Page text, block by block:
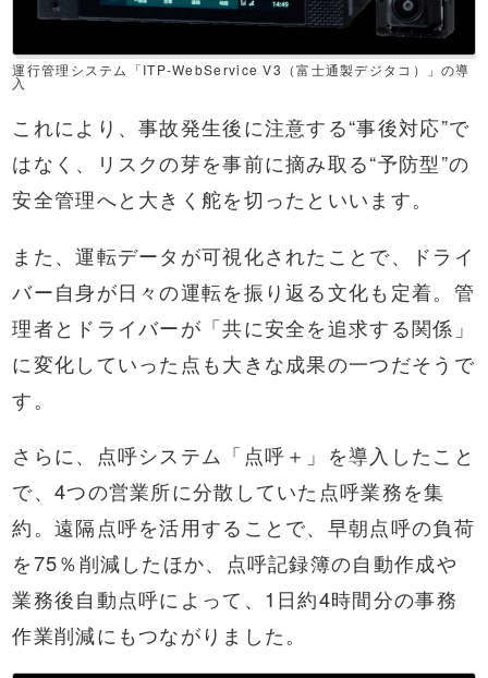
運行管理システム「ITP-WebService V3（富士通製デジタコ）」の導
入
これにより、事故発生後に注意する“事後対応”で
はなく、リスクの芽を事前に摘み取る“予防型”の
安全管理へと大きく舵を切ったといいます。
また、運転データが可視化されたことで、ドライ
バー自身が日々の運転を振り返る文化も定着。管
理者とドライバーが「共に安全を追求する関係」
に変化していった点も大きな成果の一つだそうで
す。
さらに、点呼システム「点呼＋」を導入したこと
で、4つの営業所に分散していた点呼業務を集
約。遠隔点呼を活用することで、早朝点呼の負荷
を75％削減したほか、点呼記録簿の自動作成や
業務後自動点呼によって、1日約4時間分の事務
作業削減にもつながりました。